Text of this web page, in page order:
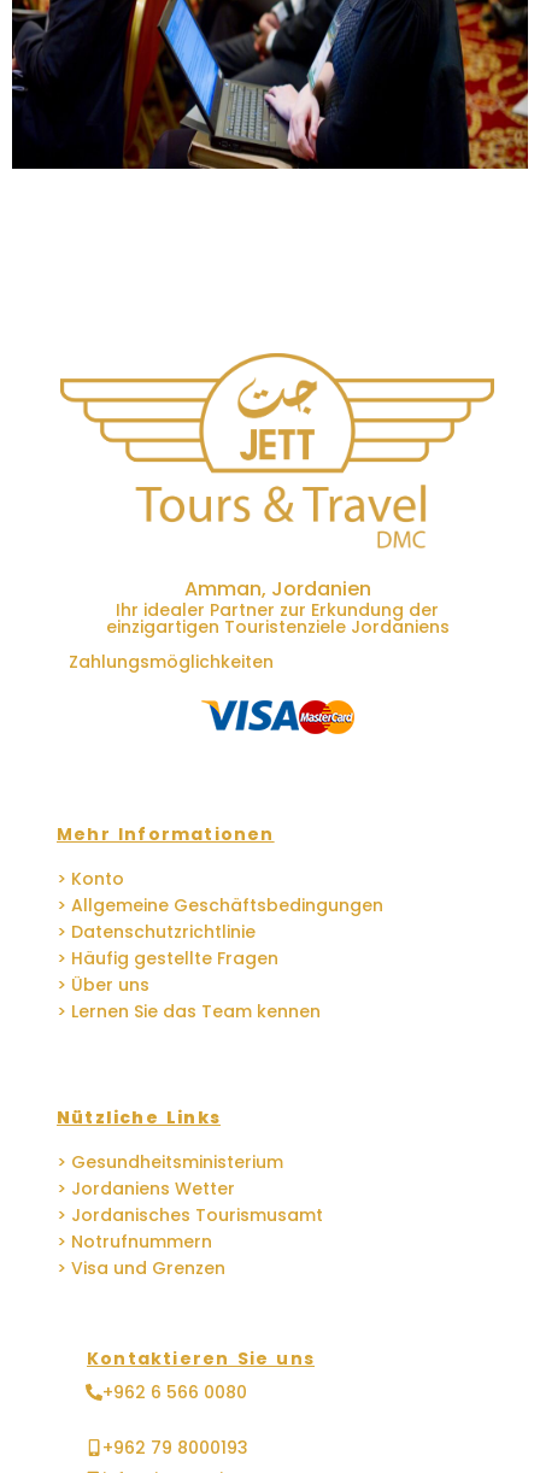
Amman, Jordanien
Ihr idealer Partner zur Erkundung der
einzigartigen Touristenziele Jordaniens
Zahlungsmöglichkeiten
Mehr Informationen
> Konto
> Allgemeine Geschäftsbedingungen
> Datenschutzrichtlinie
> Häufig gestellte Fragen
> Über uns
> Lernen Sie das Team kennen
Nützliche Links
> Gesundheitsministerium
> Jordaniens Wetter
> Jordanisches Tourismusamt
> Notrufnummern
> Visa und Grenzen
Kontaktieren Sie uns
+962 6 566 0080
+962 79 8000193